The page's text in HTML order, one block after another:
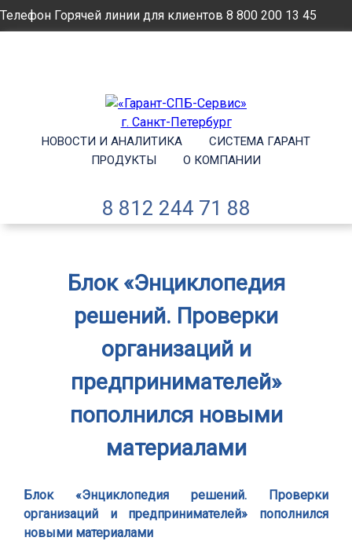
Телефон Горячей линии для клиентов 8 800 200 13 45
НОВОСТИ И АНАЛИТИКА
СИСТЕМА ГАРАНТ
ПРОДУКТЫ
О КОМПАНИИ
8 812 244 71 88
Блок «Энциклопедия
решений. Проверки
организаций и
предпринимателей»
пополнился новыми
материалами
Блок «Энциклопедия решений. Проверки
организаций и предпринимателей» пополнился
новыми материалами